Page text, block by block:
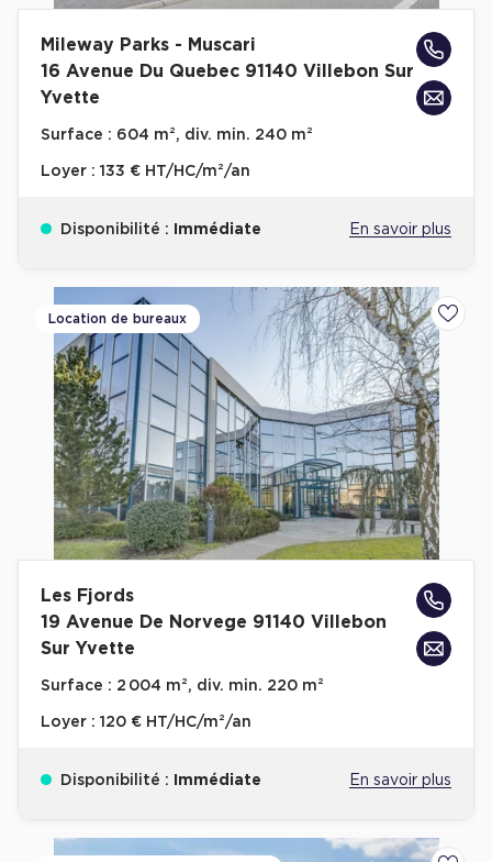
Mileway Parks - Muscari
16 Avenue Du Quebec 91140 Villebon Sur
Yvette
Surface : 604 m², div. min. 240 m²
Loyer : 133 € HT/HC/m²/an
Disponibilité : Immédiate En savoir plus
Location de bureaux
Les Fjords
19 Avenue De Norvege 91140 Villebon
Sur Yvette
Surface : 2 004 m², div. min. 220 m²
Loyer : 120 € HT/HC/m²/an
Disponibilité : Immédiate En savoir plus